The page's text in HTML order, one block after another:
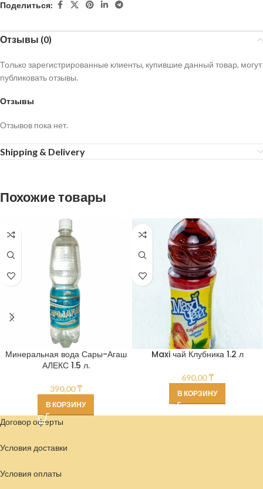
Поделиться:
Отзывы (0)
Отзывы
Отзывов пока нет.
Только зарегистрированные клиенты, купившие данный товар, могут
публиковать отзывы.
Shipping & Delivery
Похожие товары
Минеральная вода Сары-Агаш
АЛЕКС 1.5 л.
390,00₸
В КОРЗИНУ
Maxi чай Клубника 1.2 л
690,00₸
В КОРЗИНУ
Договор оферты
Условия доставки
Условия оплаты